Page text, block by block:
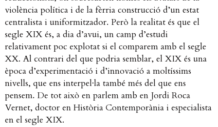
violència política i de la fèrria construcció d’un estat
centralista i uniformitzador. Però la realitat és que el
segle XIX és, a dia d’avui, un camp d’estudi
relativament poc explotat si el comparem amb el segle
XX. Al contrari del que podria semblar, el XIX és una
època d’experimentació i d’innovació a moltíssims
nivells, que ens interpel·la també més del que ens
pensem. De tot això en parlem amb en Jordi Roca
Vernet, doctor en Història Contemporània i especialista
en el segle XIX.